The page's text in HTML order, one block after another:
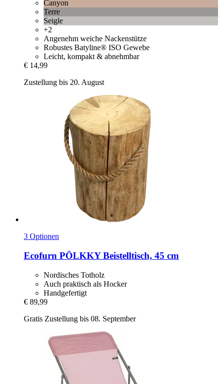
Canyon
Terre
Seigle
+2
Angenehm weiche Nackenstütze
Robustes Batyline® ISO Gewebe
Leicht, kompakt & abnehmbar
€ 14,99
Zustellung bis 20. August
3 Optionen
Ecofurn PÖLKKY Beistelltisch, 45 cm
Nordisches Totholz
Auch praktisch als Hocker
Handgefertigt
€ 89,99
Gratis Zustellung bis 08. September